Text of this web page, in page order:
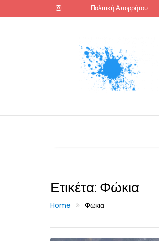
to
Πολιτική Απορρήτου
Ετικέτα: Φώκια
Home Φώκια